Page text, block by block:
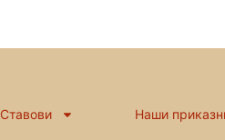
Ставови Наши